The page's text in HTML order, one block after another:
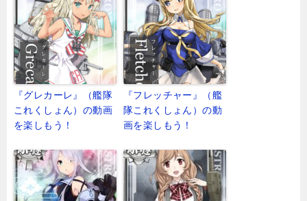
『グレカーレ』（艦隊
これくしょん）の動画
を楽しもう！
『フレッチャー』（艦
隊これくしょん）の動
画を楽しもう！